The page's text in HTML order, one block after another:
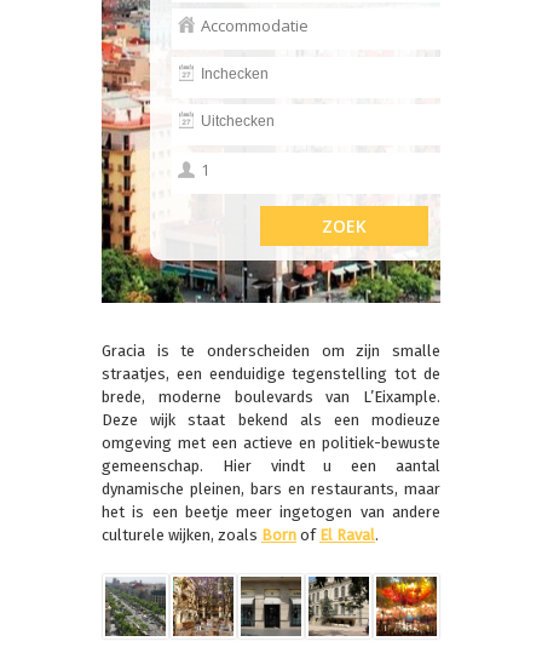
Gracia is te onderscheiden om zijn smalle
straatjes, een eenduidige tegenstelling tot de
brede, moderne boulevards van L’Eixample.
Deze wijk staat bekend als een modieuze
omgeving met een actieve en politiek-bewuste
gemeenschap. Hier vindt u een aantal
dynamische pleinen, bars en restaurants, maar
het is een beetje meer ingetogen van andere
culturele wijken, zoals Born of El Raval.